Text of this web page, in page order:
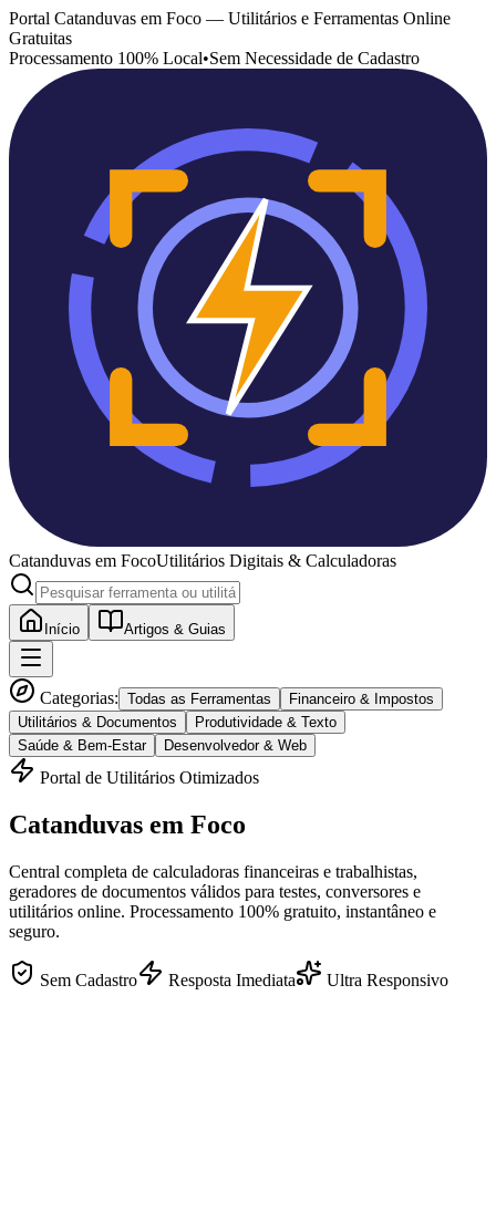
Portal Catanduvas em Foco — Utilitários e Ferramentas Online
Gratuitas
Processamento 100% Local•Sem Necessidade de Cadastro
Catanduvas em FocoUtilitários Digitais & Calculadoras
Início Artigos & Guias
Categorias: Todas as Ferramentas
Financeiro & Impostos
Utilitários & Documentos
Produtividade & Texto
Saúde & Bem-Estar
Desenvolvedor & Web
Portal de Utilitários Otimizados
Catanduvas em Foco
Central completa de calculadoras financeiras e trabalhistas,
geradores de documentos válidos para testes, conversores e
utilitários online. Processamento 100% gratuito, instantâneo e
seguro.
Sem Cadastro Resposta Imediata Ultra Responsivo